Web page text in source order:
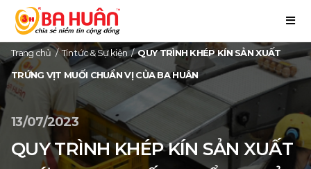
Trang chủ / Tin tức & Sự kiện / QUY TRÌNH KHÉP KÍN SẢN XUẤT
TRỨNG VỊT MUỐI CHUẨN VỊ CỦA BA HUÂN
13/07/2023
QUY TRÌNH KHÉP KÍN SẢN XUẤT